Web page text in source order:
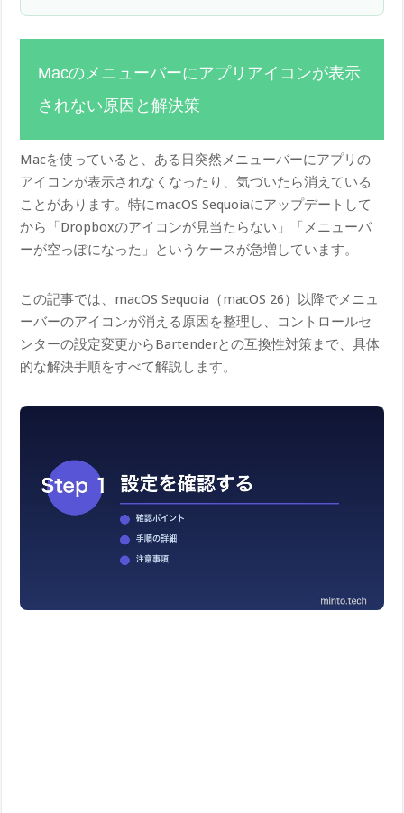
Macのメニューバーにアプリアイコンが表示
されない原因と解決策
Macを使っていると、ある日突然メニューバーにアプリの
アイコンが表示されなくなったり、気づいたら消えている
ことがあります。特にmacOS Sequoiaにアップデートして
から「Dropboxのアイコンが見当たらない」「メニューバ
ーが空っぽになった」というケースが急増しています。
この記事では、macOS Sequoia（macOS 26）以降でメニュ
ーバーのアイコンが消える原因を整理し、コントロールセ
ンターの設定変更からBartenderとの互換性対策まで、具体
的な解決手順をすべて解説します。